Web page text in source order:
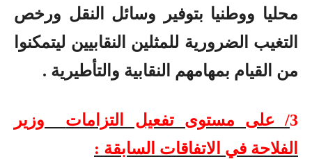
محليا ووطنيا بتوفير وسائل النقل ورخص
التغيب الضرورية للمثلين النقابيين ليتمكنوا
من القيام بمهامهم النقابية والتأطيرية .
3/ على مستوى تفعيل التزامات
وزير
الفلاحة في الاتفاقات السابقة :